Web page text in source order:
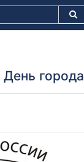
День города